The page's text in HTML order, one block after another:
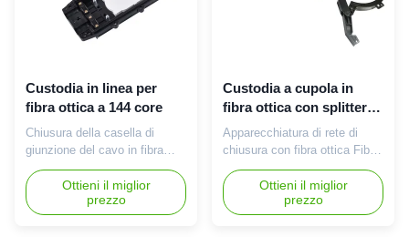
Custodia in linea per
fibra ottica a 144 core
Chiusura della casella di
giunzione del cavo in fibra
ottica orizzontale/inline 12 24
48 36 72 96 144 core
Descrizione La chiusura
orizzontale della fusione in
Ottieni il miglior
prezzo
Custodia a cupola in
fibra ottica con splitter
PLC
Apparecchiatura di rete di
chiusura con fibra ottica Fibra
ottica splice Dome Chiusura
con PLC Splitter Descrizione
Le chiusure in fibra ottica
vengono utilizzate in tutta la
Ottieni il miglior
prezzo